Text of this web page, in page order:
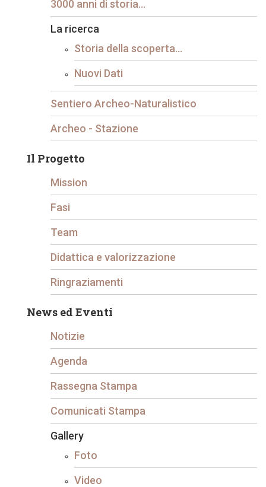
3000 anni di storia...
La ricerca
Storia della scoperta...
Nuovi Dati
Sentiero Archeo-Naturalistico
Archeo - Stazione
Il Progetto
Mission
Fasi
Team
Didattica e valorizzazione
Ringraziamenti
News ed Eventi
Notizie
Agenda
Rassegna Stampa
Comunicati Stampa
Gallery
Foto
Video